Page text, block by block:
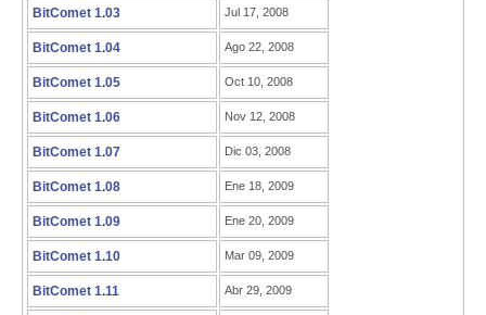
BitComet 1.03 Jul 17, 2008
BitComet 1.04 Ago 22, 2008
BitComet 1.05 Oct 10, 2008
BitComet 1.06 Nov 12, 2008
BitComet 1.07 Dic 03, 2008
BitComet 1.08 Ene 18, 2009
BitComet 1.09 Ene 20, 2009
BitComet 1.10 Mar 09, 2009
BitComet 1.11 Abr 29, 2009